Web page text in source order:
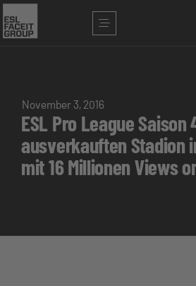
November 3, 2016
ESL Pro League
ausverkauften Stadion
mit 16 Millionen Views